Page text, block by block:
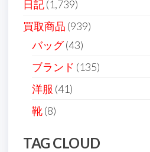
日記(1,739)
買取商品 (939)
バッグ(43)
ブランド (135)
洋服 (41)
靴(8)
TAG CLOUD